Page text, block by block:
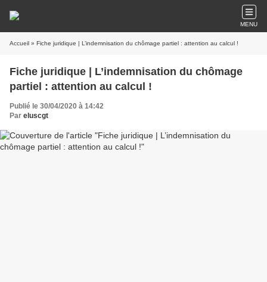
MENU
Accueil » Fiche juridique | L’indemnisation du chômage partiel : attention au calcul !
Fiche juridique | L’indemnisation du chômage
partiel : attention au calcul !
Publié le 30/04/2020 à 14:42
Par eluscgt